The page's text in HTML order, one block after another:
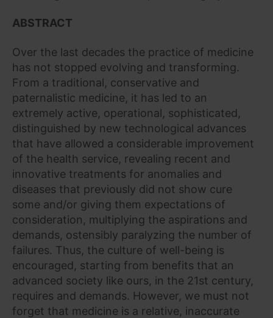
ABSTRACT
Over the last decades the practice of medicine
has not stopped evolving and transforming.
From a traditional, conservative and
paternalistic medicine, it has led to an
extremely active, operational, sophisticated,
distinguished by new technological advances
that have allowed a considerable improvement
of the health service, revealing recent and
innovative treatments for anomalies and
diseases that previously did not show cure
some and/or giving them expectations of
consideration, multiplying the aspirations and
demands, ostensibly paralyzing the number of
failures. Thus, the culture of well-being is
encouraged, starting from benefits that an
advanced society like ours, in the 21st century,
requires and demands. However, we must not
forget that medicine is a relative, inaccurate